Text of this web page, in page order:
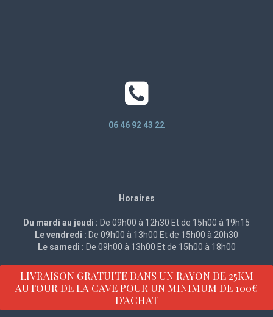
06 46 92 43 22
Horaires
Du mardi au jeudi : De 09h00 à 12h30 Et de 15h00 à 19h15
Le vendredi : De 09h00 à 13h00 Et de 15h00 à 20h30
Le samedi : De 09h00 à 13h00 Et de 15h00 à 18h00
LIVRAISON GRATUITE DANS UN RAYON DE 25KM
AUTOUR DE LA CAVE POUR UN MINIMUM DE 100€
D'ACHAT